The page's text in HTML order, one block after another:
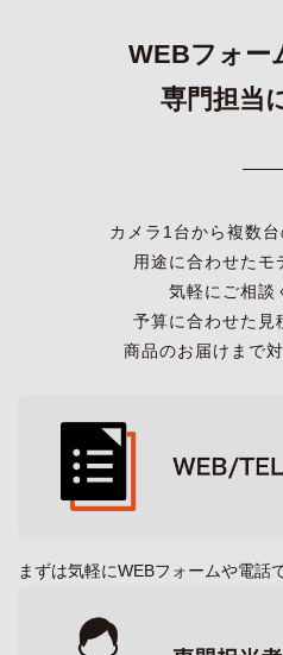
WEBフォー
専門担当
カメラ1台から複数
用途に合わせたモ
気軽にご相談
予算に合わせた見
商品のお届けまで
まずは気軽にWEBフォームや電話